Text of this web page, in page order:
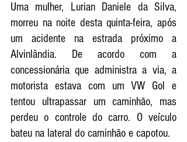
Uma mulher, Lurian Daniele da Silva,
morreu na noite desta quinta-feira, após
um acidente na estrada próximo a
Alvinlândia. De acordo com a
concessionária que administra a via, a
motorista estava com um VW Gol e
tentou ultrapassar um caminhão, mas
perdeu o controle do carro. O veículo
bateu na lateral do caminhão e capotou.